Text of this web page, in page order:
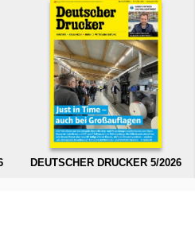
DEUTSCHER DRUCKER 5/2026